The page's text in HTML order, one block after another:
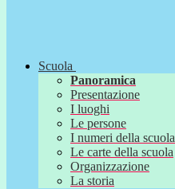
Scuola
Panoramica
Presentazione
I luoghi
Le persone
I numeri della scuola
Le carte della scuola
Organizzazione
La storia